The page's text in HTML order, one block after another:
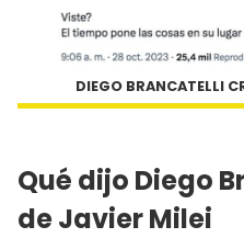
DIEGO BRANCATELLI
Qué dijo Diego
de Javier Milei